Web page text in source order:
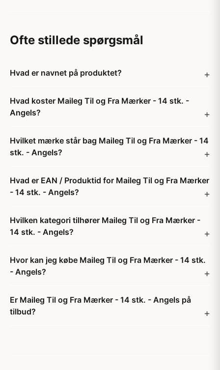
Ofte stillede spørgsmål
Hvad er navnet på produktet?
Hvad koster Maileg Til og Fra Mærker - 14 stk. -
Angels?
Hvilket mærke står bag Maileg Til og Fra Mærker - 14
stk. - Angels?
Hvad er EAN / Produktid for Maileg Til og Fra Mærker
- 14 stk. - Angels?
Hvilken kategori tilhører Maileg Til og Fra Mærker -
14 stk. - Angels?
Hvor kan jeg købe Maileg Til og Fra Mærker - 14 stk.
- Angels?
Er Maileg Til og Fra Mærker - 14 stk. - Angels på
tilbud?